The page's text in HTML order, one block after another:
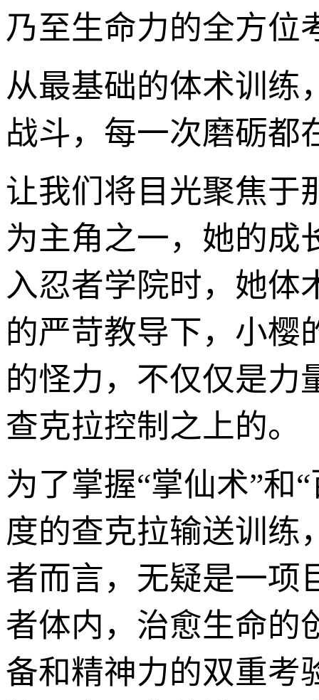
乃至生命力的全方位
从最基础的体术训练
战斗，每一次磨砺都
让我们将目光聚焦于
为主角之一，她的成
入忍者学院时，她体
的严苛教导下，小樱
的怪力，不仅仅是力
查克拉控制之上的。
为了掌握“掌仙术”和
度的查克拉输送训练
者而言，无疑是一项
者体内，治愈生命的
备和精神力的双重考